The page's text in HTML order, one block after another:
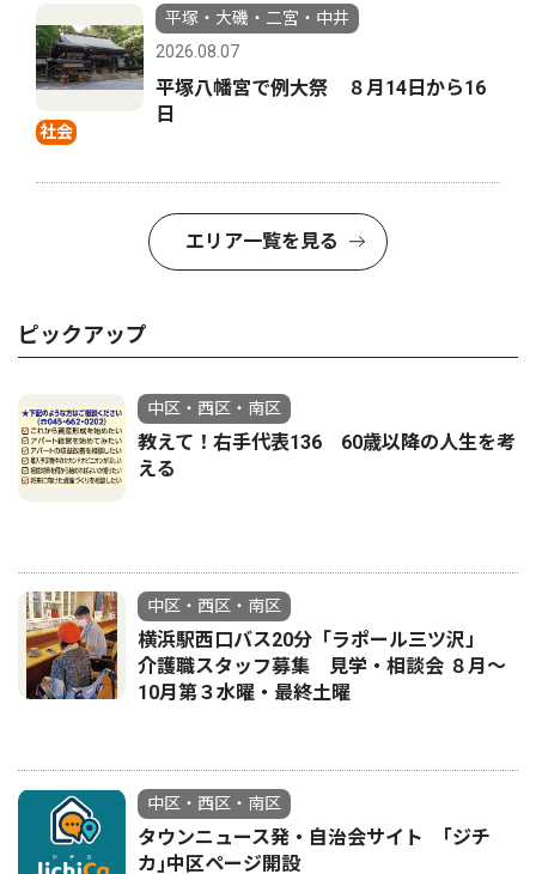
社会
平塚・大磯・二宮・中井
2026.08.07
平塚八幡宮で例大祭 ８月14日から16
日
エリア一覧を見る
ピックアップ
中区・西区・南区
教えて！右手代表136 60歳以降の人生を考
える
中区・西区・南区
横浜駅西口バス20分「ラポール三ツ沢」
介護職スタッフ募集 見学・相談会 ８月〜
10月第３水曜・最終土曜
中区・西区・南区
タウンニュース発・自治会サイト ｢ジチ
カ｣中区ページ開設